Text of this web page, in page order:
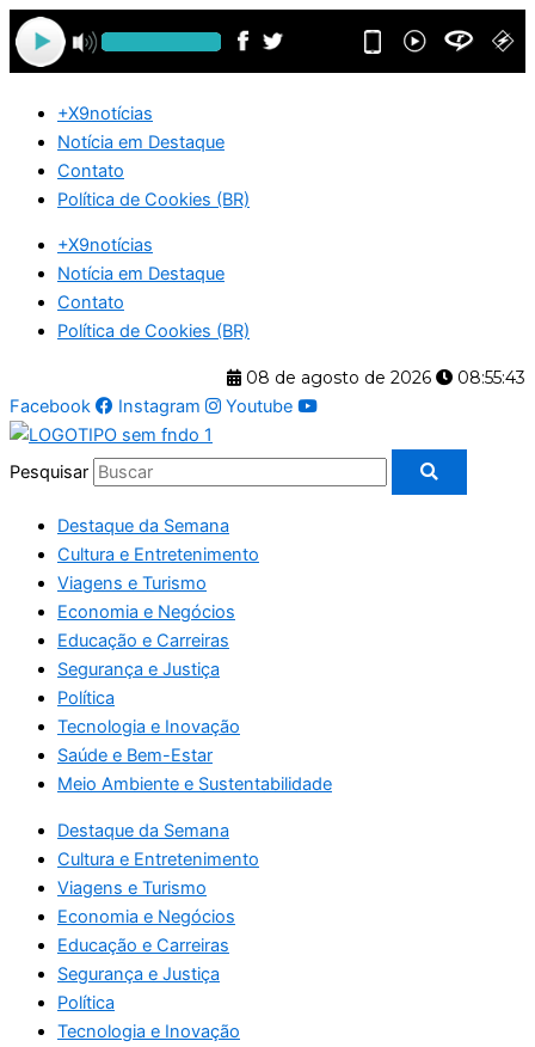
Ir
para
o
+X9notícias
Notícia em Destaque
Contato
Política de Cookies (BR)
+X9notícias
Notícia em Destaque
Contato
Política de Cookies (BR)
08 de agosto de 2026
08:55:44
Facebook
Instagram Youtube
Pesquisar
Destaque da Semana
Cultura e Entretenimento
Viagens e Turismo
Economia e Negócios
Educação e Carreiras
Segurança e Justiça
Política
Tecnologia e Inovação
Saúde e Bem-Estar
Meio Ambiente e Sustentabilidade
Destaque da Semana
Cultura e Entretenimento
Viagens e Turismo
Economia e Negócios
Educação e Carreiras
Segurança e Justiça
Política
Tecnologia e Inovação